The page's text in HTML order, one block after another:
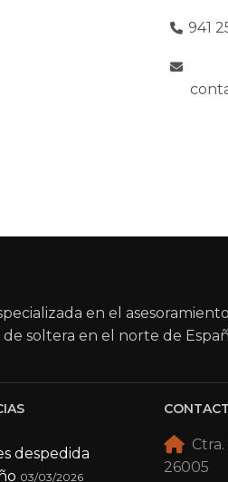
941
en el
soltera en el norte de
despedida
03/03/2026
Ctra.
26005